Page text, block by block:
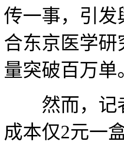
传一事，引发
合东京医学研
量突破百万单
然而，记者
成本仅2元一